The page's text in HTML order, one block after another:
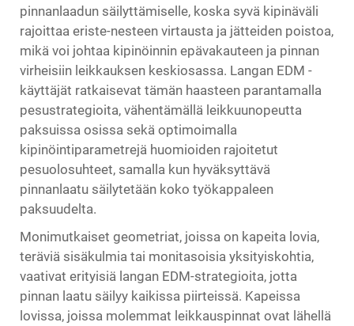
pinnanlaadun säilyttämiselle, koska syvä kipinäväli
rajoittaa eriste-nesteen virtausta ja jätteiden poistoa,
mikä voi johtaa kipinöinnin epävakauteen ja pinnan
virheisiin leikkauksen keskiosassa. Langan EDM -
käyttäjät ratkaisevat tämän haasteen parantamalla
pesustrategioita, vähentämällä leikkuunopeutta
paksuissa osissa sekä optimoimalla
kipinöintiparametrejä huomioiden rajoitetut
pesuolosuhteet, samalla kun hyväksyttävä
pinnanlaatu säilytetään koko työkappaleen
paksuudelta.
Monimutkaiset geometriat, joissa on kapeita lovia,
teräviä sisäkulmia tai monitasoisia yksityiskohtia,
vaativat erityisiä langan EDM-strategioita, jotta
pinnan laatu säilyy kaikissa piirteissä. Kapeissa
lovissa, joissa molemmat leikkauspinnat ovat lähellä